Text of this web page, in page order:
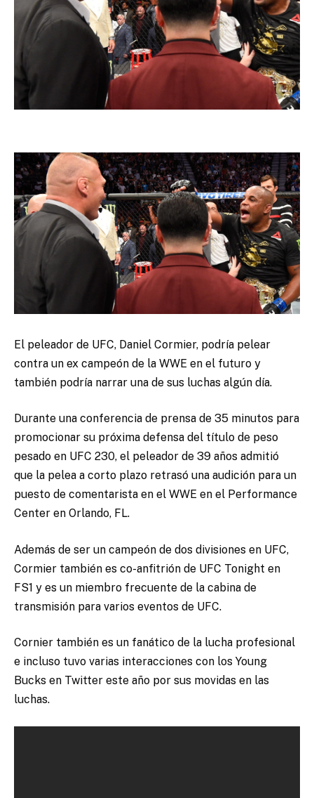
El peleador de UFC, Daniel Cormier, podría pelear
contra un ex campeón de la WWE en el futuro y
también podría narrar una de sus luchas algún día.
Durante una conferencia de prensa de 35 minutos para
promocionar su próxima defensa del título de peso
pesado en UFC 230, el peleador de 39 años admitió
que la pelea a corto plazo retrasó una audición para un
puesto de comentarista en el WWE en el Performance
Center en Orlando, FL.
Además de ser un campeón de dos divisiones en UFC,
Cormier también es co-anfitrión de UFC Tonight en
FS1 y es un miembro frecuente de la cabina de
transmisión para varios eventos de UFC.
Cornier también es un fanático de la lucha profesional
e incluso tuvo varias interacciones con los Young
Bucks en Twitter este año por sus movidas en las
luchas.